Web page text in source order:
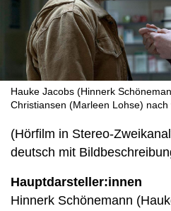
Hauke Jacobs (Hinnerk
Christiansen (Marleen Lohse)
(Hörfilm in Stereo-
deutsch mit
Hauptdarsteller:innen
Hinnerk Schönemann